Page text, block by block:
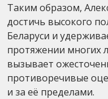
Таким образом,
достичь высокого
Беларуси и
протяжении многих
вызывает
противоречивые
и за её пределами.